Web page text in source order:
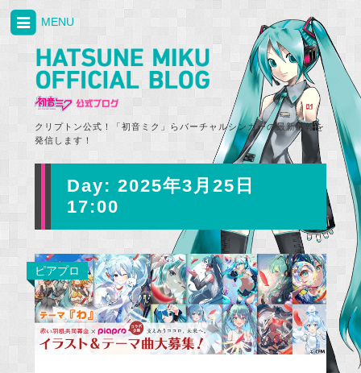
クリプトン公式！「初音ミク」らバーチャルシンガーの最新情報を
発信します！
MENU
Day: 2025年3月25日
17:00
ピアプロ